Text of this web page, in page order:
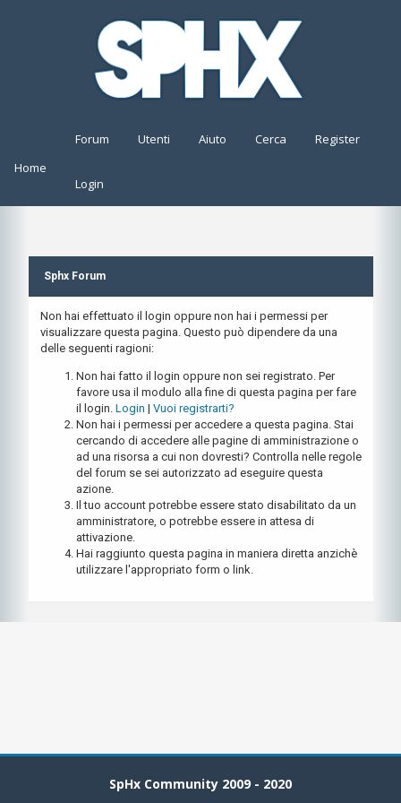
Home
Forum Utenti Aiuto Cerca Register
Login
Sphx Forum
Non hai effettuato il login oppure non hai i permessi per
visualizzare questa pagina. Questo può dipendere da una
delle seguenti ragioni:
Non hai fatto il login oppure non sei registrato. Per
favore usa il modulo alla fine di questa pagina per fare
il login. Login | Vuoi registrarti?
Non hai i permessi per accedere a questa pagina. Stai
cercando di accedere alle pagine di amministrazione o
ad una risorsa a cui non dovresti? Controlla nelle regole
del forum se sei autorizzato ad eseguire questa
azione.
Il tuo account potrebbe essere stato disabilitato da un
amministratore, o potrebbe essere in attesa di
attivazione.
Hai raggiunto questa pagina in maniera diretta anzichè
utilizzare l'appropriato form o link.
SpHx Community 2009 - 2020